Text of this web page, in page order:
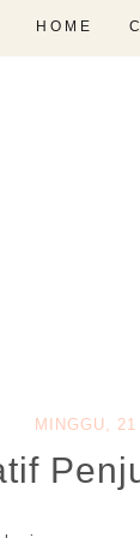
HOME
MINGGU,